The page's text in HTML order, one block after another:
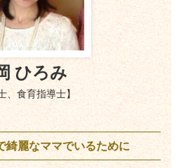
ひろみ
、食育指導士】
綺麗なママでいるために